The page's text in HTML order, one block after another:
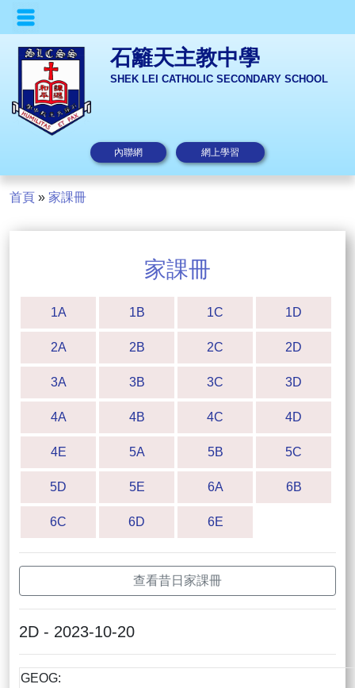
石籬天主教中學
SHEK LEI CATHOLIC SECONDARY SCHOOL
內聯網 網上學習
首頁 » 家課冊
家課冊
1A 1B 1C 1D
2A 2B 2C 2D
3A 3B 3C 3D
4A 4B 4C 4D
4E 5A 5B 5C
5D 5E 6A 6B
6C 6D 6E
查看昔日家課冊
2D - 2023-10-20
GEOG: